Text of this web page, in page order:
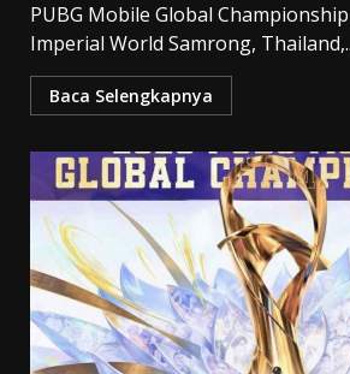
PUBG Mobile Global Championship
Imperial World Samrong,
Baca Selengkapnya